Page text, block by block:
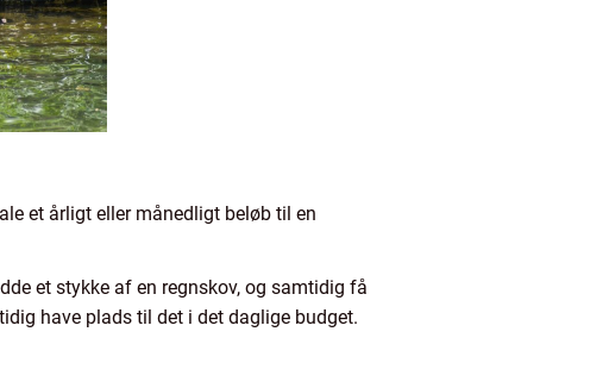
et årligt eller månedligt beløb til en
et stykke af en regnskov, og samtidig få
have plads til det i det daglige budget.